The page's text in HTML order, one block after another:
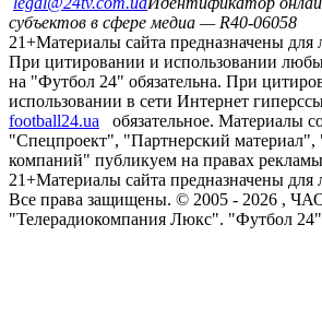
субъектов в сфере медиа — R40-06058
21+Материалы сайта предназначены для
При цитировании и использовании
на "Футбол 24" обязательна. При
использовании в сети Интернет
football24.ua
обязательное. Материалы
"Спецпроект", "Партнерский
компаний" публикуем на правах
21+Материалы сайта предназначены для
Все права защищены. © 2005 - 2026 ,
"Телерадиокомпания Люкс". "Футбол